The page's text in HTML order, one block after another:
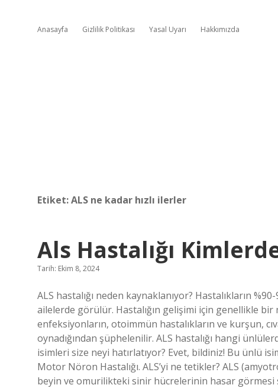
Anasayfa Gizlilik Politikası Yasal Uyarı Hakkımızda
Etiket:ALS ne kadar hızlı ilerler
Als Hastalığı
Tarih: Ekim 8, 2024
ALS hastalığı neden kaynaklanıyor? Hastalıkların
ailelerde görülür. Hastalığın gelişimi için genellikle
enfeksiyonların, otoimmün hastalıkların ve kurşun,
oynadığından şüphelenilir. ALS hastalığı hangi
isimleri size neyi hatırlatıyor? Evet, bildiniz! Bu ünlü
Motor Nöron Hastalığı. ALS’yi ne tetikler? ALS
beyin ve omurilikteki sinir hücrelerinin hasar